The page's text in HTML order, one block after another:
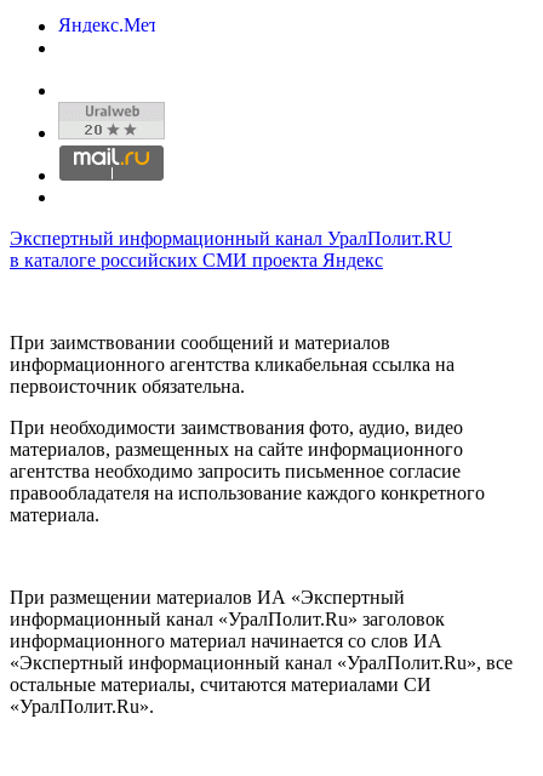
Экспертный информационный канал УралПолит.RU
в каталоге российских СМИ проекта Яндекс
При заимствовании сообщений и материалов
информационного агентства кликабельная ссылка на
первоисточник обязательна.
При необходимости заимствования фото, аудио, видео
материалов, размещенных на сайте информационного
агентства необходимо запросить письменное согласие
правообладателя на использование каждого конкретного
материала.
При размещении материалов ИА «Экспертный
информационный канал «УралПолит.Ru» заголовок
информационного материал начинается со слов ИА
«Экспертный информационный канал «УралПолит.Ru», все
остальные материалы, считаются материалами СИ
«УралПолит.Ru».